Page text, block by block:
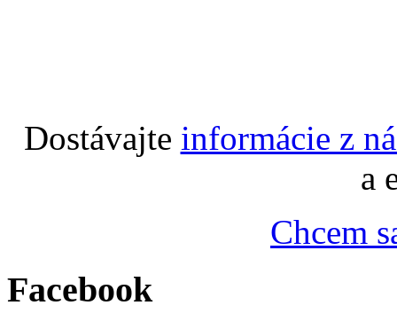
Dostávajte informácie z
a
Chcem
Facebook